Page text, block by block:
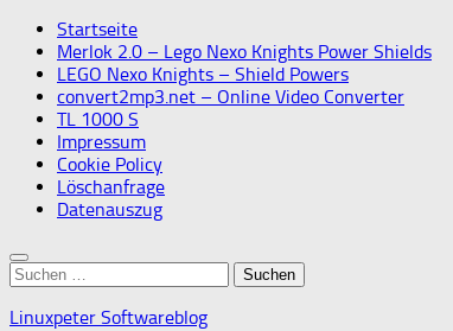
Startseite
Merlok 2.0 – Lego Nexo Knights Power Shields
LEGO Nexo Knights – Shield Powers
convert2mp3.net – Online Video Converter
TL 1000 S
Impressum
Cookie Policy
Löschanfrage
Datenauszug
Suchen
nach:
Linuxpeter Softwareblog